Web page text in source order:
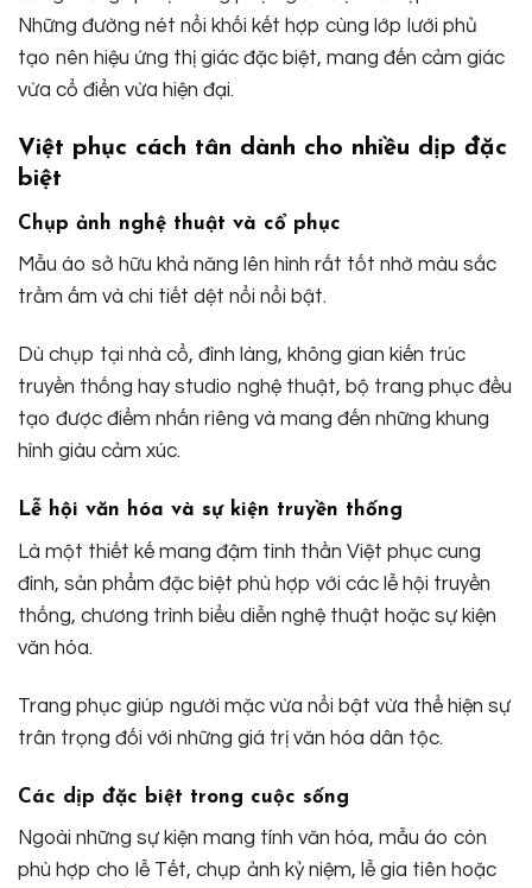
Những đường nét nổi khối kết hợp cùng lớp lưới phủ
tạo nên hiệu ứng thị giác đặc biệt, mang đến cảm giác
vừa cổ điển vừa hiện đại.
Việt phục cách tân dành cho nhiều dịp đặc
biệt
Chụp ảnh nghệ thuật và cổ phục
Mẫu áo sở hữu khả năng lên hình rất tốt nhờ màu sắc
trầm ấm và chi tiết dệt nổi nổi bật.
Dù chụp tại nhà cổ, đình làng, không gian kiến trúc
truyền thống hay studio nghệ thuật, bộ trang phục đều
tạo được điểm nhấn riêng và mang đến những khung
hình giàu cảm xúc.
Lễ hội văn hóa và sự kiện truyền thống
Là một thiết kế mang đậm tinh thần Việt phục cung
đình, sản phẩm đặc biệt phù hợp với các lễ hội truyền
thống, chương trình biểu diễn nghệ thuật hoặc sự kiện
văn hóa.
Trang phục giúp người mặc vừa nổi bật vừa thể hiện sự
trân trọng đối với những giá trị văn hóa dân tộc.
Các dịp đặc biệt trong cuộc sống
Ngoài những sự kiện mang tính văn hóa, mẫu áo còn
phù hợp cho lễ Tết, chụp ảnh kỷ niệm, lễ gia tiên hoặc